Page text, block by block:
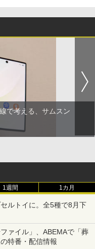
で考える、サムスン
1週間 1カ月
ルトイに。全5種で8月下
ァイル」、ABEMAで「葬
特番・配信情報